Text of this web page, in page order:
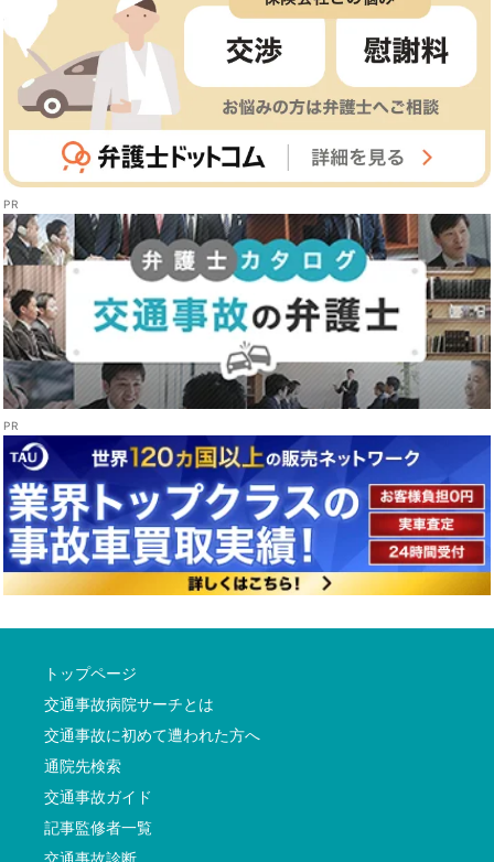
トップページ
交通事故病院サーチとは
交通事故に初めて遭われた方へ
通院先検索
交通事故ガイド
記事監修者一覧
交通事故診断